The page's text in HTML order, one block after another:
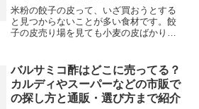
た
米粉の餃子の皮って、いざ買おうとする
と見つからないことが多い食材です。餃
子の皮売り場を見ても小麦の皮ばかり。
に売ってるの？」ってなる。でもこれ、
探し方が悪いわけじゃあり...
バルサミコ酢はどこに売ってる？
カルディやスーパーなどの市販で
の探し方と通販・選び方まで紹介